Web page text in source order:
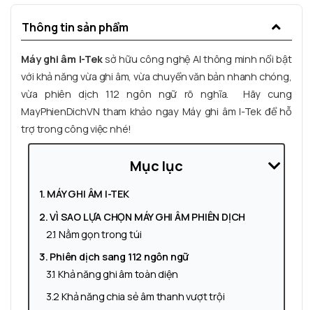
Thông tin sản phẩm
Máy ghi âm I-Teksở hữu công nghệ AI thông minh nổi bật
với khả năng vừa ghi âm, vừa chuyển văn bản nhanh chóng,
vừa phiên dịch 112 ngôn ngữ rõ nghĩa. Hãy cung
MayPhienDichVN tham khảo ngay Máy ghi âm I-Tek để hỗ
trợ trong công việc nhé!
Mục lục
1. MÁY GHI ÂM I-TEK
2. VÌ SAO LỰA CHỌN MÁY GHI ÂM PHIÊN DỊCH
2.1 Nằm gọn trong túi
3. Phiên dịch sang 112 ngôn ngữ
3.1 Khả năng ghi âm toàn diện
3.2 Khả năng chia sẻ âm thanh vượt trội